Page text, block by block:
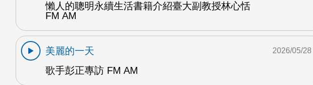
懶人的聰明永續生活書籍介紹臺大副教授林心恬
FM AM
美麗的一天
歌手彭正專訪 FM AM
2026/05/28